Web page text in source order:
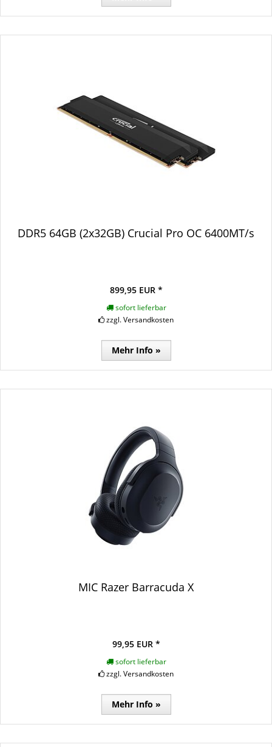
DDR5 64GB (2x32GB) Crucial Pro OC 6400MT/s
899,95 EUR *
sofort lieferbar
zzgl. Versandkosten
Mehr Info »
MIC Razer Barracuda X
99,95 EUR *
sofort lieferbar
zzgl. Versandkosten
Mehr Info »